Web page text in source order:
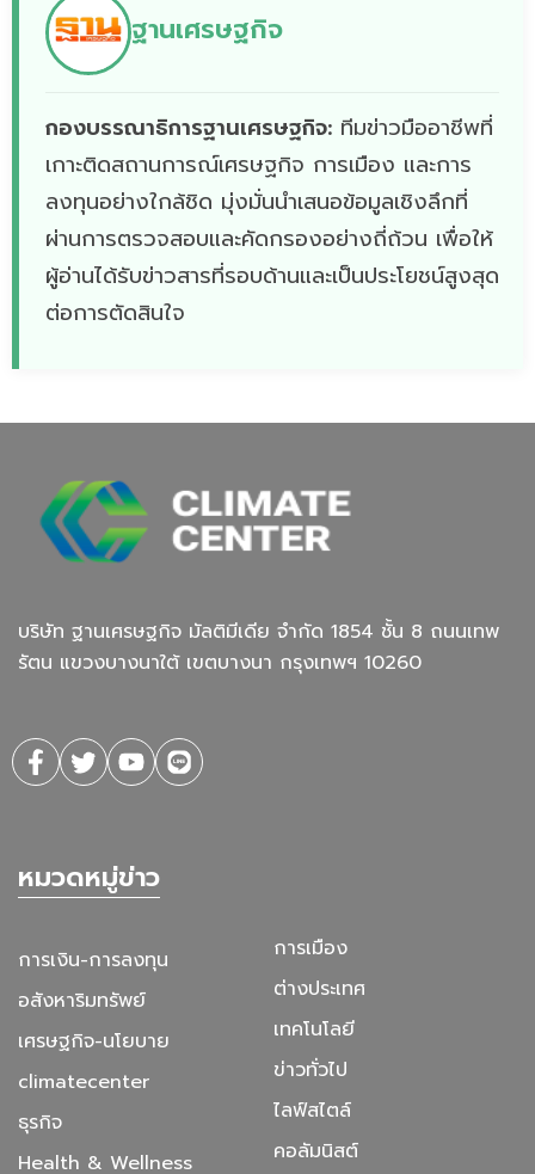
ฐานเศรษฐกิจ
กองบรรณาธิการฐานเศรษฐกิจ: ทีมข่าวมืออาชีพที่
เกาะติดสถานการณ์เศรษฐกิจ การเมือง และการ
ลงทุนอย่างใกล้ชิด มุ่งมั่นนำเสนอข้อมูลเชิงลึกที่
ผ่านการตรวจสอบและคัดกรองอย่างถี่ถ้วน เพื่อให้
ผู้อ่านได้รับข่าวสารที่รอบด้านและเป็นประโยชน์สูงสุด
ต่อการตัดสินใจ
บริษัท ฐานเศรษฐกิจ มัลติมีเดีย จํากัด 1854 ชั้น 8 ถนนเทพ
รัตน แขวงบางนาใต้ เขตบางนา กรุงเทพฯ 10260
หมวดหมู่ข่าว
การเงิน-การลงทุน
อสังหาริมทรัพย์
เศรษฐกิจ-นโยบาย
climatecenter
ธุรกิจ
Health & Wellness
การเมือง
ต่างประเทศ
เทคโนโลยี
ข่าวทั่วไป
ไลฟ์สไตล์
คอลัมนิสต์